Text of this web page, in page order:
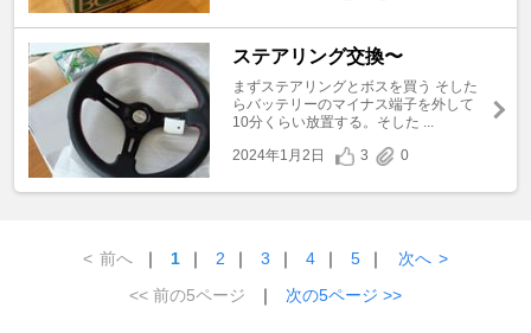
ステアリング交換〜
まずステアリングとボスを買う そした
らバッテリーのマイナス端子を外して
10分くらい放置する。そした ...
2024年1月2日
3 0
< 前へ ｜ 1 ｜ 2 ｜ 3 ｜ 4 ｜ 5 ｜ 次へ >
<< 前の5ページ
｜ 次の5ページ >>